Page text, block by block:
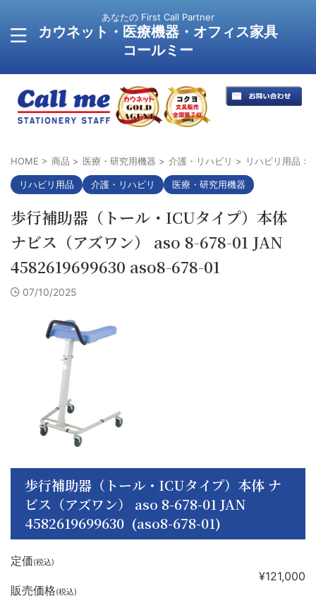
あなたの First Call Partner
カウネット・医療機器・オフィス家具
コールミー
HOME > 商品 > 医療・研究用機器 > 介護・リハビリ > リハビリ用品 >
リハビリ用品 介護・リハビリ 医療・研究用機器
歩行補助器（トール・ICUタイプ）本体
ナビス（アズワン） aso 8-678-01 JAN
4582619699630 aso8-678-01
07/10/2025
歩行補助器（トール・ICUタイプ）本体 ナ
ビス（アズワン） aso 8-678-01 JAN
4582619699630 (aso8-678-01)
定価(税込)
¥121,000
販売価格(税込)